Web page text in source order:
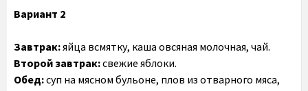
Вариант 2
Завтрак:яйца всмятку, каша овсяная молочная, чай.
Второй завтрак:свежие яблоки.
Обед:суп на мясном бульоне, плов из отварного мяса,